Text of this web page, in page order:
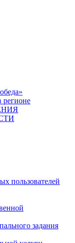
регионе
пользователей
задания